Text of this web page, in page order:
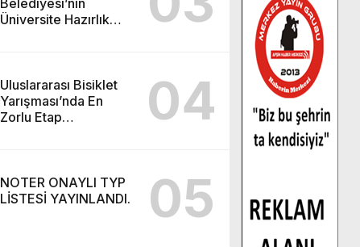
Üniversite Hazırlık
Uluslararası Bisiklet
Yarışması’nda En
Zorlu Etap
04
NOTER ONAYLI TYP
LİSTESİ YAYINLANDI.
05